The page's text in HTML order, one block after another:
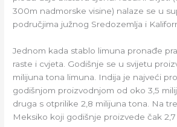
300m nadmorske visine) nalaze se u
područjima južnog Sredozemlja i
Jednom kada stablo limuna pronađe
raste i cvjeta. Godišnje se u svijetu
milijuna tona limuna. Indija je najveći
godišnjom proizvodnjom od oko 3,5
druga s otprilike 2,8 milijuna tona. Na
Meksiko koji godišnje proizvede čak